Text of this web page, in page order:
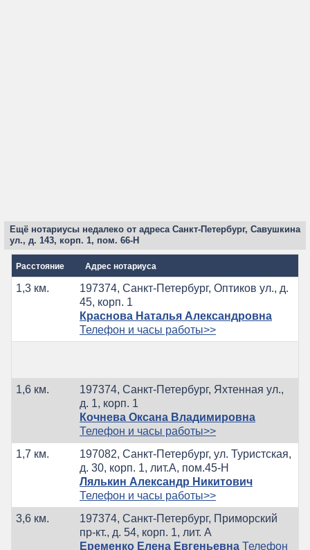
Ещё нотариусы недалеко от адреса Санкт-Петербург, Савушкина
ул., д. 143, корп. 1, пом. 66-Н
Расстояние Адрес нотариуса
1,3 км.
197374, Санкт-Петербург, Оптиков ул., д.
45, корп. 1
Краснова Наталья Александровна
Телефон и часы работы>>
1,6 км.
197374, Санкт-Петербург, Яхтенная ул.,
д. 1, корп. 1
Кочнева Оксана Владимировна
Телефон и часы работы>>
1,7 км.
197082, Санкт-Петербург, ул. Туристская,
д. 30, корп. 1, лит.А, пом.45-Н
Лялькин Александр Никитович
Телефон и часы работы>>
3,6 км.
197374, Санкт-Петербург, Приморский
пр-кт., д. 54, корп. 1, лит. А
Еременко Елена Евгеньевна Телефон